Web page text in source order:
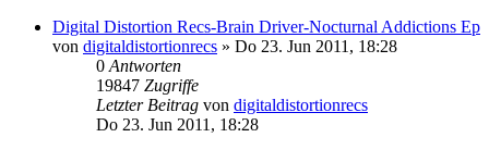
Digital Distortion Recs-Brain Driver-Nocturnal Addictions Ep
von digitaldistortionrecs » Do 23. Jun 2011, 18:28
0 Antworten
19847 Zugriffe
Letzter Beitrag von digitaldistortionrecs
Do 23. Jun 2011, 18:28